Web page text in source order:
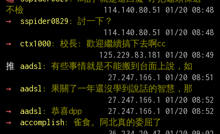
不檢
→
sspider0829 : 討一下？
→
ctx1000 : 校長: 歡迎繼續搞下去啊cc
推
aadsl : 有些事情就是不能搬到台面上說，如
→
aadsl : 果關了一年還沒學到說話的智慧，那
→
aadsl : 恭喜dpp
→
accomplish: 雀食。阿北真的委屈了